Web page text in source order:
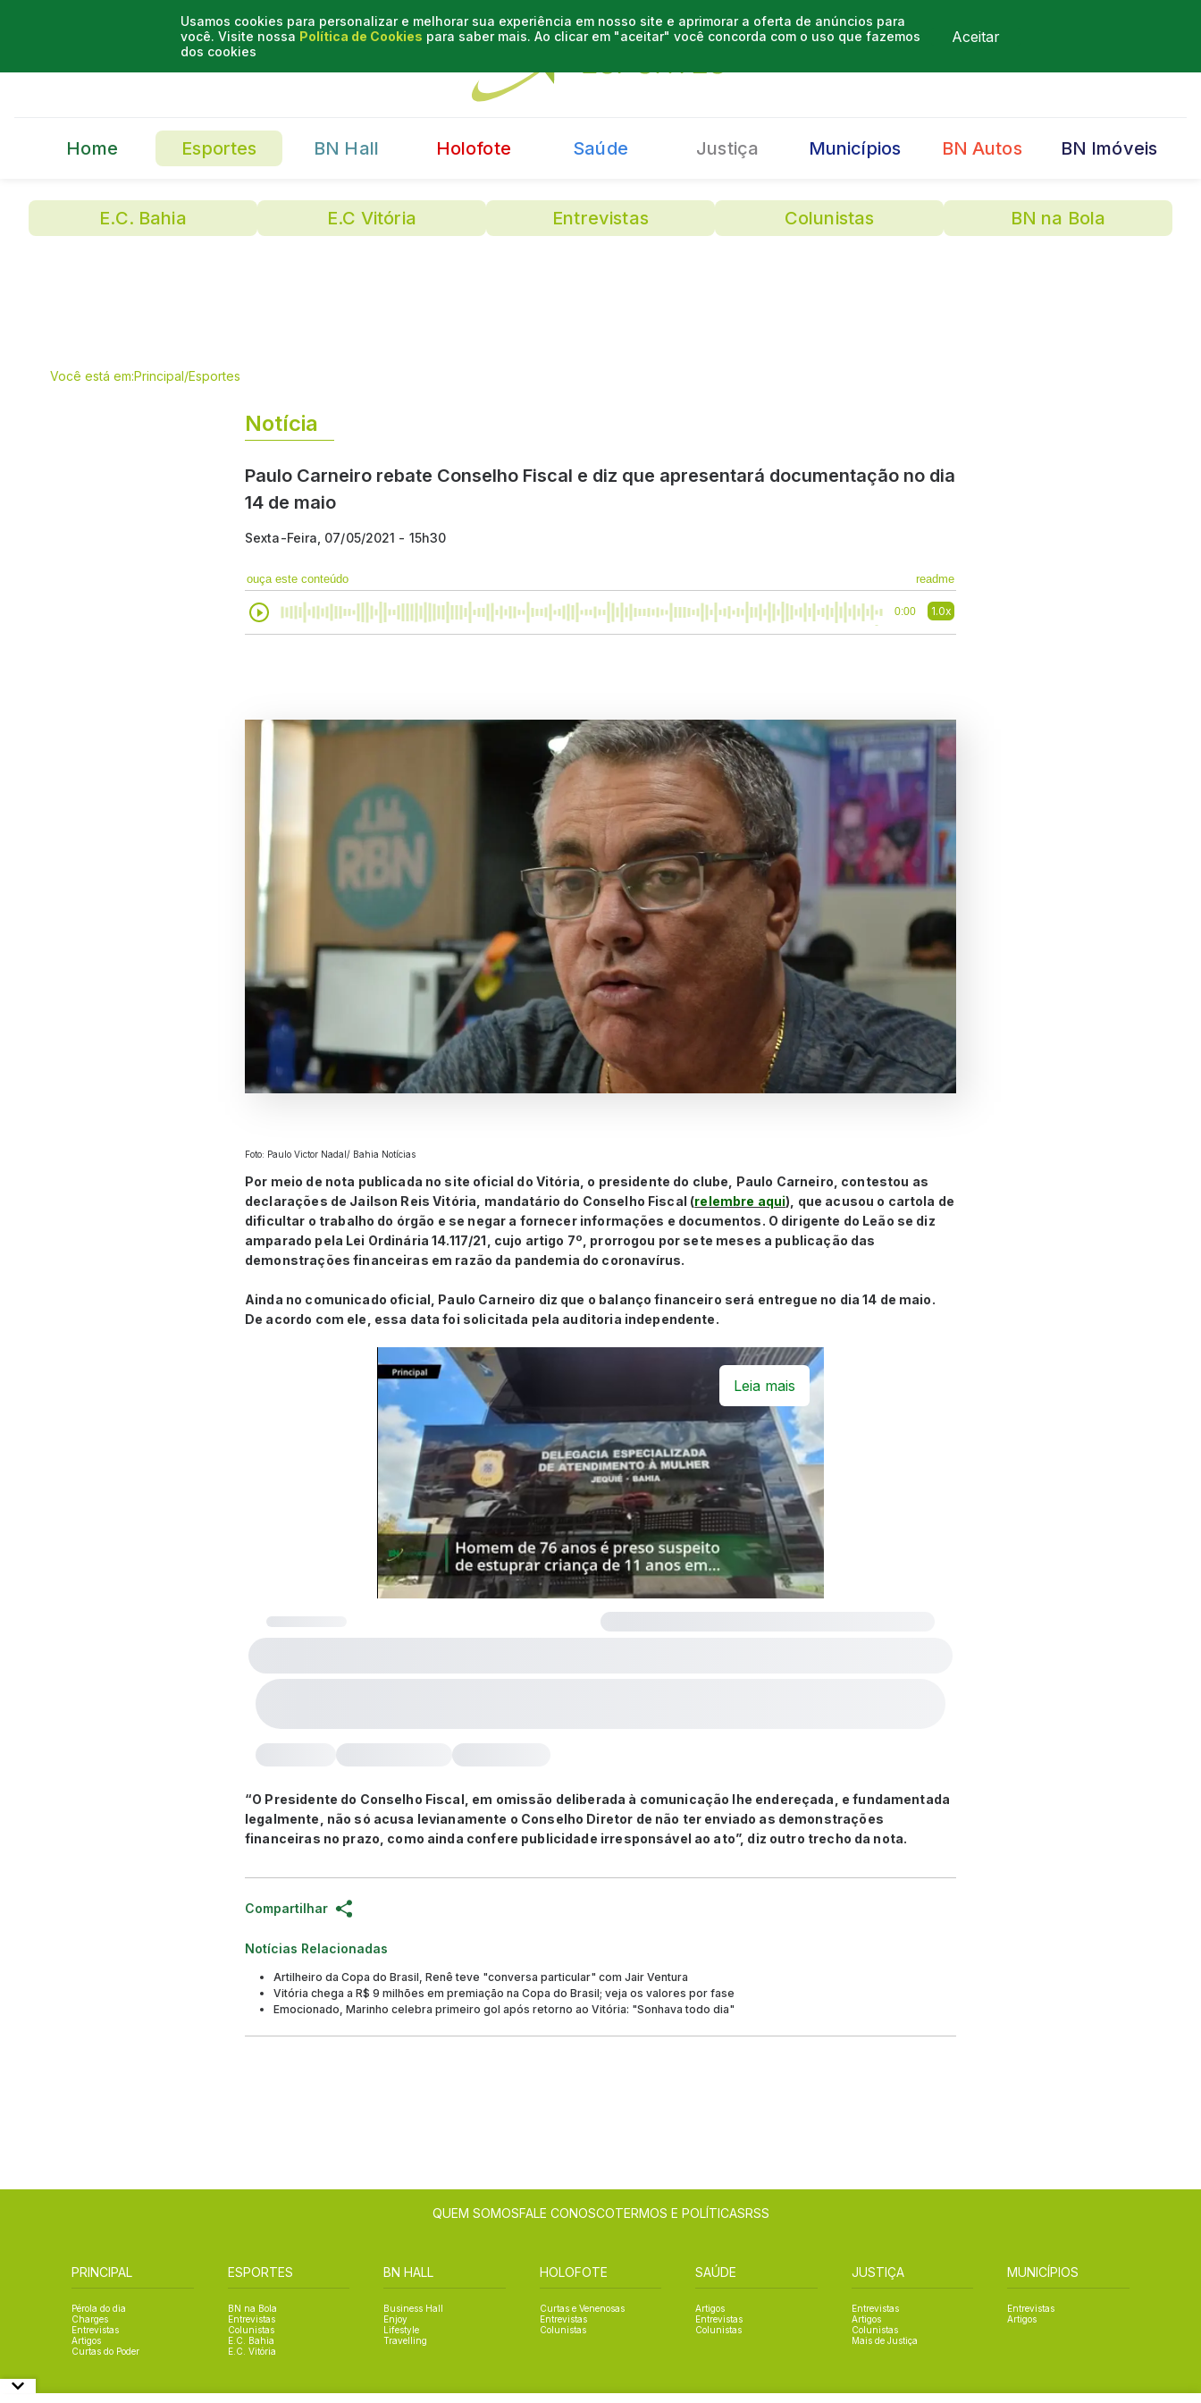
Usamos cookies para personalizar e melhorar sua experiência em nosso site e aprimorar a oferta de anúncios para
você. Visite nossa Política de Cookies para saber mais. Ao clicar em "aceitar" você concorda com o uso que fazemos
dos cookies
Aceitar
Home Esportes BN Hall Holofote Saúde Justiça Municípios BN Autos BN Imóveis
E.C. Bahia E.C Vitória Entrevistas Colunistas BN na Bola
Você está em:Principal/Esportes
Notícia
Paulo Carneiro rebate Conselho Fiscal e diz que apresentará documentação no dia
14 de maio
Sexta-Feira, 07/05/2021 - 15h30
ouça este conteúdo readme
0:00 1.0x
Foto: Paulo Victor Nadal/ Bahia Notícias
Por meio de nota publicada no site oficial do Vitória, o presidente do clube, Paulo Carneiro, contestou as
declarações de Jailson Reis Vitória, mandatário do Conselho Fiscal (relembre aqui), que acusou o cartola de
dificultar o trabalho do órgão e se negar a fornecer informações e documentos. O dirigente do Leão se diz
amparado pela Lei Ordinária 14.117/21, cujo artigo 7º, prorrogou por sete meses a publicação das
demonstrações financeiras em razão da pandemia do coronavírus.
Ainda no comunicado oficial, Paulo Carneiro diz que o balanço financeiro será entregue no dia 14 de maio.
De acordo com ele, essa data foi solicitada pela auditoria independente.
Leia mais
“O Presidente do Conselho Fiscal, em omissão deliberada à comunicação lhe endereçada, e fundamentada
legalmente, não só acusa levianamente o Conselho Diretor de não ter enviado as demonstrações
financeiras no prazo, como ainda confere publicidade irresponsável ao ato”, diz outro trecho da nota.
Compartilhar
Notícias Relacionadas
Artilheiro da Copa do Brasil, Renê teve "conversa particular" com Jair Ventura
Vitória chega a R$ 9 milhões em premiação na Copa do Brasil; veja os valores por fase
Emocionado, Marinho celebra primeiro gol após retorno ao Vitória: "Sonhava todo dia"
QUEM SOMOSFALE CONOSCOTERMOS E POLÍTICASRSS
PRINCIPAL
Pérola do dia
Charges
Entrevistas
Artigos
Curtas do Poder
ESPORTES
BN na Bola
Entrevistas
Colunistas
E.C. Bahia
E.C. Vitória
BN HALL
Business Hall
Enjoy
Lifestyle
Travelling
HOLOFOTE
Curtas e Venenosas
Entrevistas
Colunistas
SAÚDE
Artigos
Entrevistas
Colunistas
JUSTIÇA
Entrevistas
Artigos
Colunistas
Mais de Justiça
MUNICÍPIOS
Entrevistas
Artigos